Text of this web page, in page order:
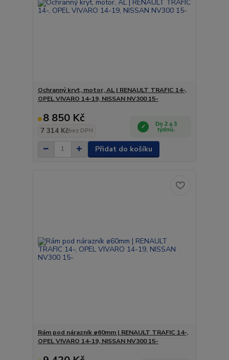
Ochranný kryt, motor, AL | RENAULT TRAFIC 14-,
OPEL VIVARO 14-19, NISSAN NV300 15-
8 850 Kč
7 314 Kčbez DPH
Do 2 a 3
týdnů.
Přidat do košíku
Rám pod nárazník ø60mm | RENAULT TRAFIC 14-,
OPEL VIVARO 14-19, NISSAN NV300 15-